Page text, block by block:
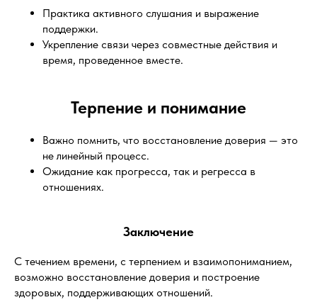
Практика активного слушания и выражение
поддержки.
Укрепление связи через совместные действия и
время, проведенное вместе.
Терпение и понимание
Важно помнить, что восстановление доверия — это
не линейный процесс.
Ожидание как прогресса, так и регресса в
отношениях.
Заключение
С течением времени, с терпением и взаимопониманием,
возможно восстановление доверия и построение
здоровых, поддерживающих отношений.